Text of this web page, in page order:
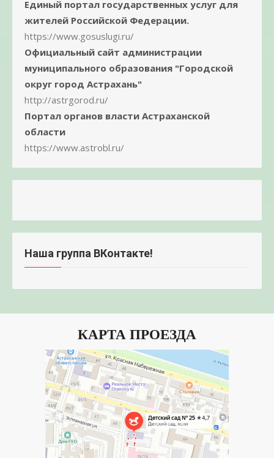
Единый портал государственных услуг для
жителей Российской Федерации.
https://www.gosuslugi.ru/
Официальный сайт администрации
муниципального образования "Городской
округ город Астрахань"
http://astrgorod.ru/
Портал органов власти Астраханской
области
https://www.astrobl.ru/
Наша группа ВКонтакте!
КАРТА ПРОЕЗДА